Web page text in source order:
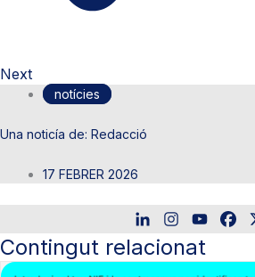
Next
notícies
Redacció
17 FEBRER 2026
Contingut relacionat